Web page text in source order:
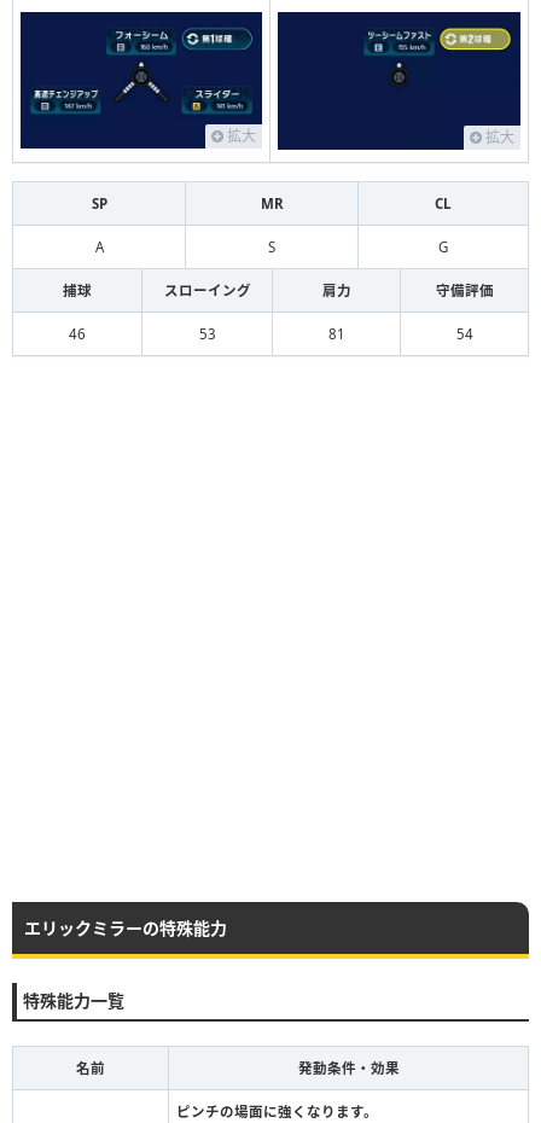
拡大 拡大
SP MR CL
A S G
捕球 スローイング 肩力 守備評価
46 53 81 54
エリックミラーの特殊能力
特殊能力一覧
名前 発動条件・効果
ピンチの場面に強くなります。